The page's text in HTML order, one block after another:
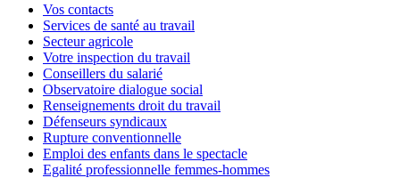
Vos contacts
Services de santé au travail
Secteur agricole
Votre inspection du travail
Conseillers du salarié
Observatoire dialogue social
Renseignements droit du travail
Défenseurs syndicaux
Rupture conventionnelle
Emploi des enfants dans le spectacle
Egalité professionnelle femmes-hommes